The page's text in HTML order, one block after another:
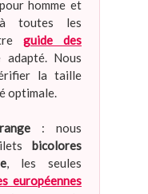
homme et
toutes les
guide des
Nous
la taille
optimale.
: nous
bicolores
, les seules
européennes